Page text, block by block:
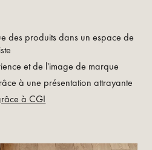
des produits dans un espace de
et de l'image de marque
à une présentation attrayante
à CGI